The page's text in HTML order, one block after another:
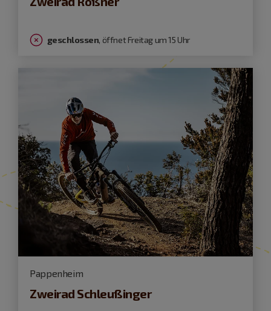
geschlossen, öffnet Freitag um 15 Uhr
Pappenheim
Zweirad Schleußinger